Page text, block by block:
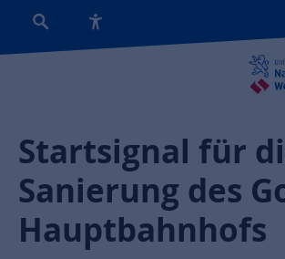
Startsignal für
Sanierung des
Hauptbahnhofs